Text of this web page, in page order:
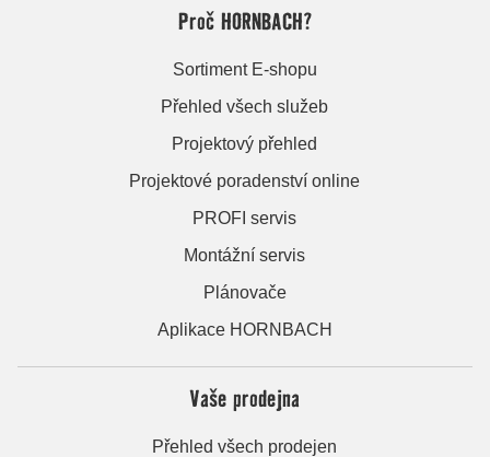
Proč HORNBACH?
Sortiment E-shopu
Přehled všech služeb
Projektový přehled
Projektové poradenství online
PROFI servis
Montážní servis
Plánovače
Aplikace HORNBACH
Vaše prodejna
Přehled všech prodejen